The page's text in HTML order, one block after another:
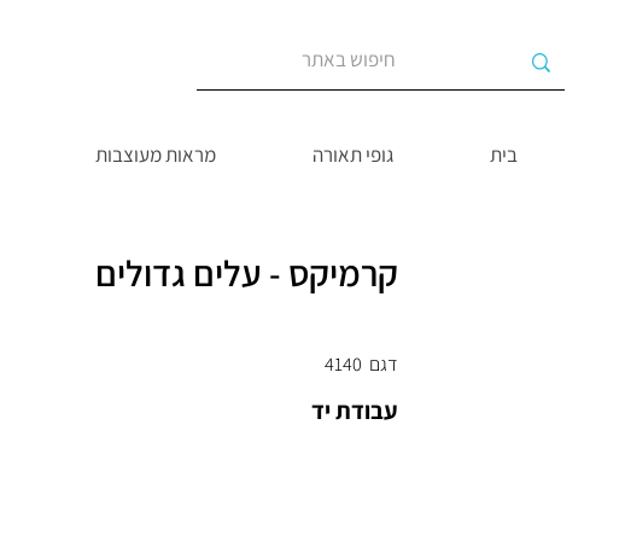
בית גופי תאורה מראות מעוצבות
קרמיקס - עלים גדולים
4140 דגם
עבודת יד